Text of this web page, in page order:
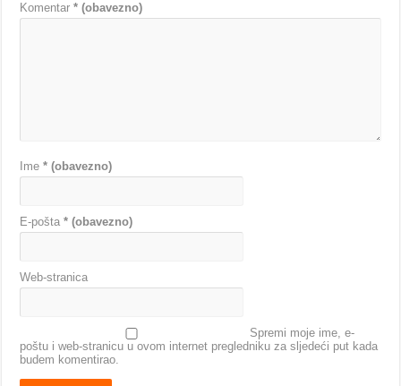
Komentar* (obavezno)
Ime* (obavezno)
E-pošta* (obavezno)
Web-stranica
Spremi moje ime, e-
poštu i web-stranicu u ovom internet pregledniku za sljedeći put kada
budem komentirao.